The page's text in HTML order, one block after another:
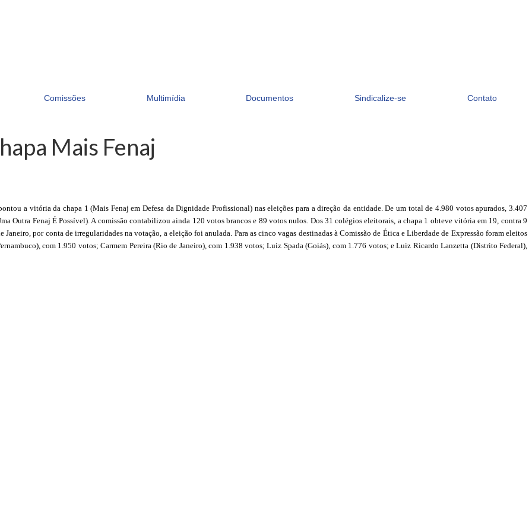
Comissões Multimídia Documentos Sindicalize-se Contato
Mais Fenaj
a vitória da chapa 1 (Mais Fenaj em Defesa da Dignidade Profissional) nas eleições para a direção da entidade. De um total de 4.980 votos apurados, 3.407
Outra Fenaj É Possível). A comissão contabilizou ainda 120 votos brancos e 89 votos nulos. Dos 31 colégios eleitorais, a chapa 1 obteve vitória em 19, contra 9
por conta de irregularidades na votação, a eleição foi anulada. Para as cincovagas destinadas à Comissão de Ética e Liberdade de Expressão foram eleitos
com 1.950 votos; Carmem Pereira (Rio de Janeiro), com 1.938 votos; Luiz Spada (Goiás), com 1.776 votos; e Luiz Ricardo Lanzetta (Distrito Federal),